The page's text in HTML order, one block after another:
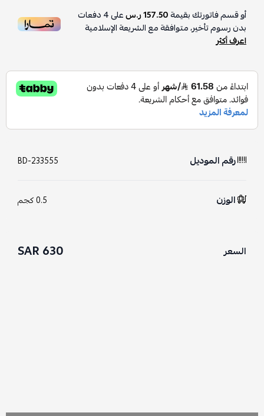
أو قسم فاتورتك بقيمة157.50 ر.س على4دفعات
بدون رسوم تأخير، متوافقة مع الشريعة الإسلامية
اعرف أكثر
رقم الموديل BD-233555
الوزن 0.5 كجم
السعر 630 SAR